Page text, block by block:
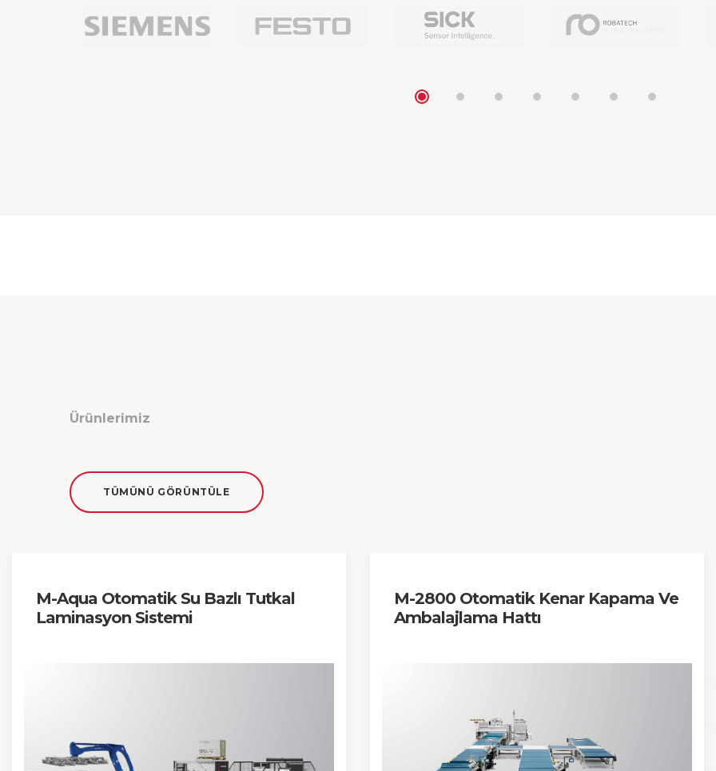
Ürünlerimiz
TÜMÜNÜ GÖRÜNTÜLE
M-Aqua Otomatik Su Bazlı Tutkal
Laminasyon Sistemi
M-2800 Otomatik Kenar Kapama Ve
Ambalajlama Hattı